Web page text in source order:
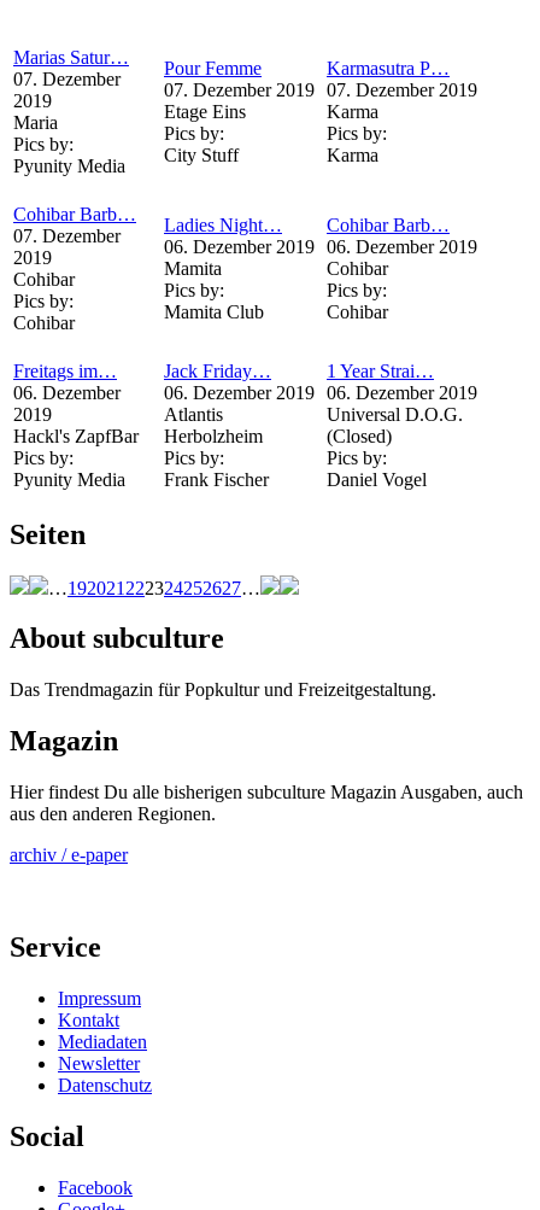
Marias Satur…
07. Dezember
2019
Maria
Pics by:
Pyunity Media
Pour Femme
07. Dezember 2019
Etage Eins
Pics by:
City Stuff
Karmasutra P…
07. Dezember 2019
Karma
Pics by:
Karma
Cohibar Barb…
07. Dezember
2019
Cohibar
Pics by:
Cohibar
Ladies Night…
06. Dezember 2019
Mamita
Pics by:
Mamita Club
Cohibar Barb…
06. Dezember 2019
Cohibar
Pics by:
Cohibar
Freitags im…
06. Dezember
2019
Hackl's ZapfBar
Pics by:
Pyunity Media
Jack Friday…
06. Dezember 2019
Atlantis
Herbolzheim
Pics by:
Frank Fischer
1 Year Strai…
06. Dezember 2019
Universal D.O.G.
(Closed)
Pics by:
Daniel Vogel
Seiten
…192021 222324252627…
About subculture
Das Trendmagazin für Popkultur und Freizeitgestaltung.
Magazin
Hier findest Du alle bisherigen subculture Magazin Ausgaben, auch
aus den anderen Regionen.
archiv / e-paper
Service
Impressum
Kontakt
Mediadaten
Newsletter
Datenschutz
Social
Facebook